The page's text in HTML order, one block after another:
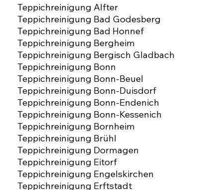
Teppichreinigung Alfter
Teppichreinigung Bad Godesberg
Teppichreinigung Bad Honnef
Teppichreinigung Bergheim
Teppichreinigung Bergisch Gladbach
Teppichreinigung Bonn
Teppichreinigung Bonn-Beuel
Teppichreinigung Bonn-Duisdorf
Teppichreinigung Bonn-Endenich
Teppichreinigung Bonn-Kessenich
Teppichreinigung Bornheim
Teppichreinigung Brühl
Teppichreinigung Dormagen
Teppichreinigung Eitorf
Teppichreinigung Engelskirchen
Teppichreinigung Erftstadt